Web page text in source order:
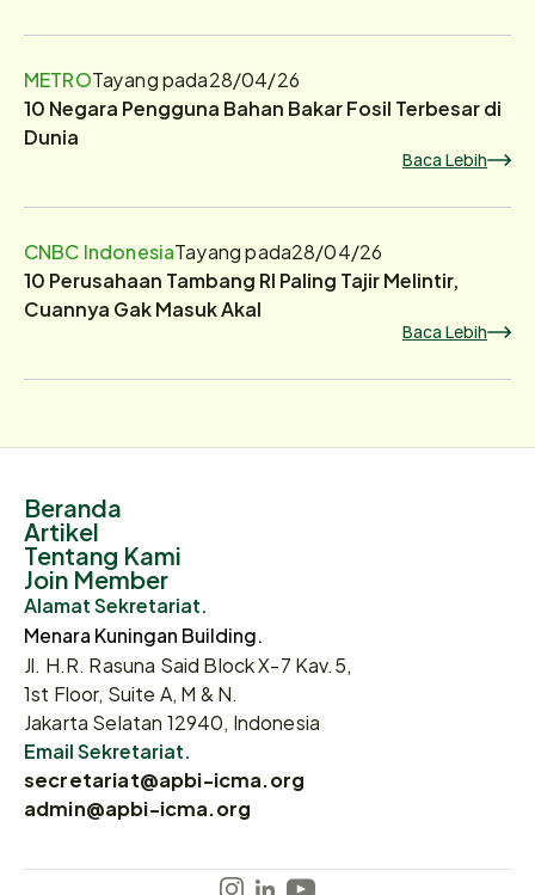
METROTayang pada28/04/26
10 Negara Pengguna Bahan Bakar Fosil Terbesar di
Dunia
Baca Lebih
CNBC IndonesiaTayang pada28/04/26
10 Perusahaan Tambang RI Paling Tajir Melintir,
Cuannya Gak Masuk Akal
Baca Lebih
Beranda
Artikel
Tentang Kami
Join Member
Alamat Sekretariat.
Menara Kuningan Building.
Jl. H.R. Rasuna Said Block X-7 Kav.5,
1st Floor, Suite A, M & N.
Jakarta Selatan 12940, Indonesia
Email Sekretariat.
secretariat@apbi-icma.org
admin@apbi-icma.org